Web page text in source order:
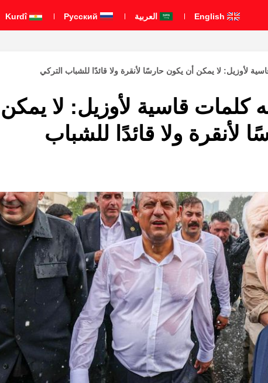
العربية Kurdî
لأوزيل: لا يمكن أن يكون حارسًا لأنقرة ولا قائدًا للشباب التركي
كلمات قاسية لأوزيل: لا يمكن
لأنقرة ولا قائدًا للشباب